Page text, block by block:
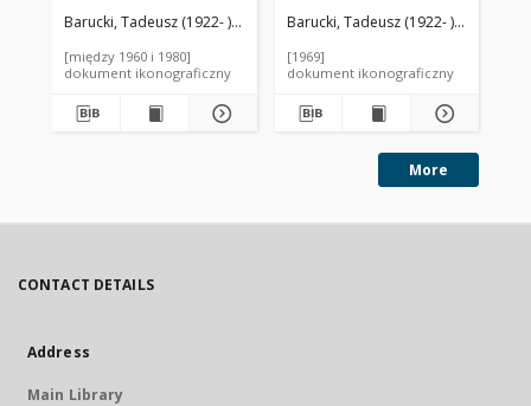
Barucki, Tadeusz (1922- ). Fotograf
[między 1960 i 1980]
dokument ikonograficzny
Warszawa
Barucki, Tadeusz (1922- ). Fotograf
[1969]
dokument ikonograficzny
More
CONTACT DETAILS
Address
Main Library